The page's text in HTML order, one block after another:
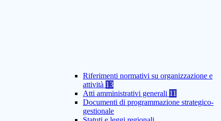
Riferimenti normativi su organizzazione e
attività 13
Atti amministrativi generali 11
Documenti di programmazione strategico-
gestionale